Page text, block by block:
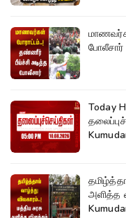
போலீசார்
Today
அளித்த